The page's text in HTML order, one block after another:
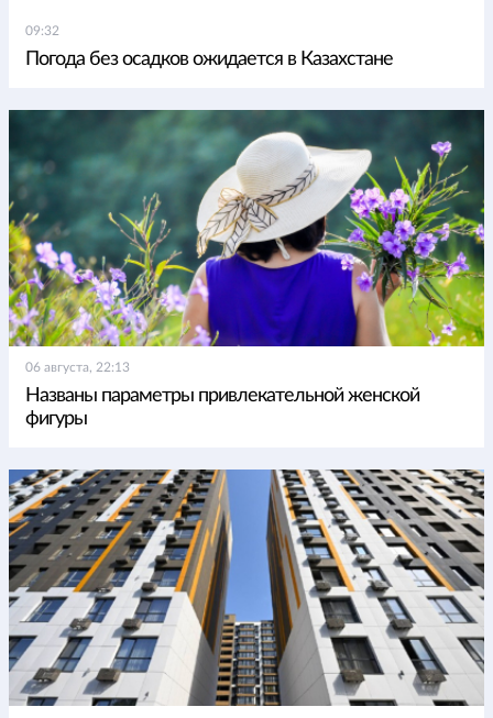
09:32
Погода без осадков ожидается в Казахстане
06 августа, 22:13
Названы параметры привлекательной женской
фигуры